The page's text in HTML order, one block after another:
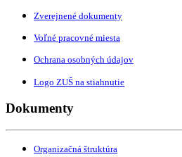
Zverejnené dokumenty
Voľné pracovné miesta
Ochrana osobných údajov
Logo ZUŠ na stiahnutie
Dokumenty
Organizačná štruktúra